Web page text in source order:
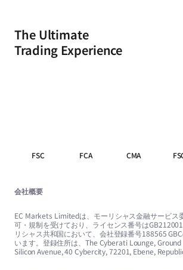
The Ultimate
Trading Experience
FSC FCA CMA
会社概要
EC Markets Limitedは、モーリシャス金融サービス
可・規制を受けており、ライセンス番号は
リシャス共和国において、会社登録番号188565
います。登録住所は、The Cyberati Lounge,
Silicon Avenue, 40 Cybercity, 72201, Ebene,